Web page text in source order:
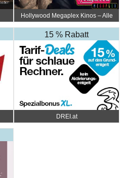
Hollywood Megaplex Kinos – Alle
15 % Rabatt
DREI.at